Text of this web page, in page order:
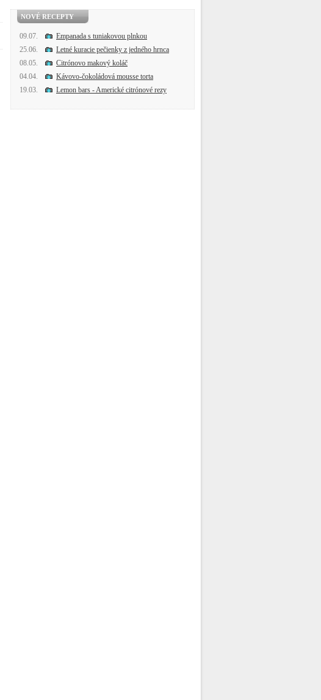
NOVÉ RECEPTY
09.07.
Empanada s tuniakovou plnkou
25.06.
Letné kuracie pečienky z jedného hrnca
08.05.
Citrónovo makový koláč
04.04.
Kávovo-čokoládová mousse torta
19.03.
Lemon bars - Americké citrónové rezy